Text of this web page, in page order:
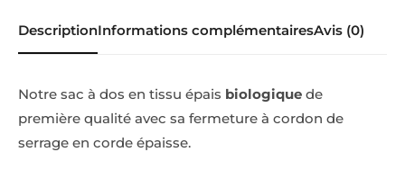
DescriptionInformations complémentairesAvis (0)
Notre sac à dos en tissu épais biologique de
première qualité avec sa fermeture à cordon de
serrage en corde épaisse.